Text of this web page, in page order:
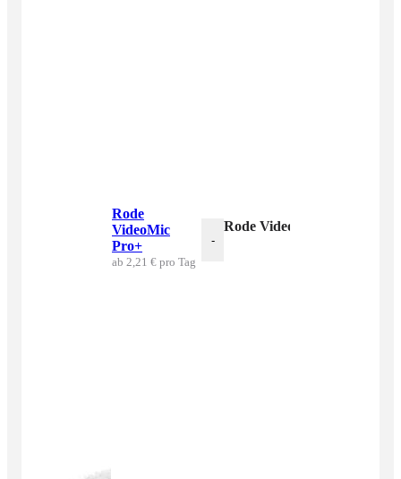
Rode
VideoMic
Pro+
ab 2,21 € pro Tag
-
Rode VideoMic Pro+ Menge